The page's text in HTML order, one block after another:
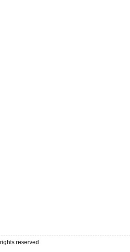
reserved